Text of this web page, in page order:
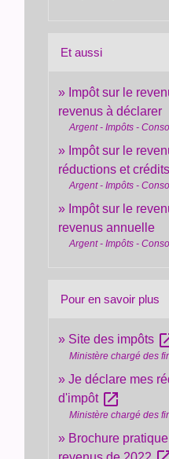
Et aussi
Impôt sur le
revenus à déclarer
Argent - Impôts -
Impôt sur le
réductions et
Argent - Impôts -
Impôt sur le
revenus annuelle
Argent - Impôts -
Pour en savoir plus
Site des impôts
Ministère chargé des
Je déclare mes
d'impôt open_in_new
Ministère chargé des
Brochure